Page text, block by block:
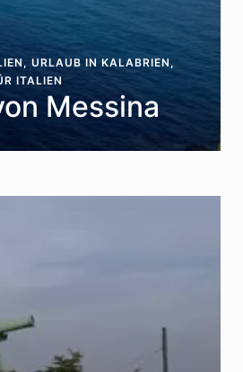
, URLAUB IN KALABRIEN ,
ITALIEN
Messina